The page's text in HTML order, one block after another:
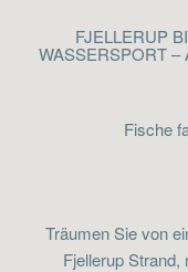
FJELLERUP
WASSERSPORT –
Fische
Träumen Sie von
Fjellerup